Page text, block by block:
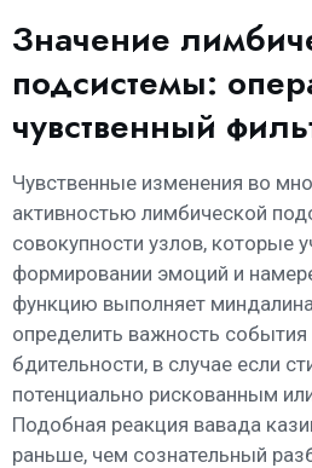
Значение
подсистемы:
чувственный
Чувственные изменения во
активностью лимбической
совокупности узлов, которые
формировании эмоций и
функцию выполняет
определить важность
бдительности, в случае если
потенциально рискованным
Подобная реакция вавада
раньше, чем сознательный